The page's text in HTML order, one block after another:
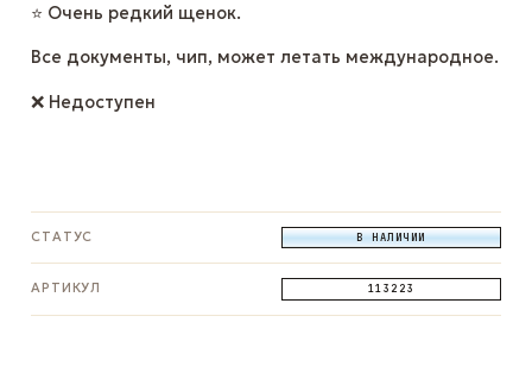
⭐️ Очень редкий щенок.
Все документы, чип, может летать международное.
❌ Недоступен
СТАТУС В НАЛИЧИИ
АРТИКУЛ 113223